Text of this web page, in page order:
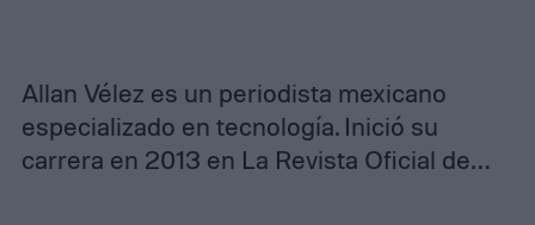
Allan Vélez es un periodista mexicano
especializado en tecnología. Inició su
carrera en 2013 en La Revista Oficial de…